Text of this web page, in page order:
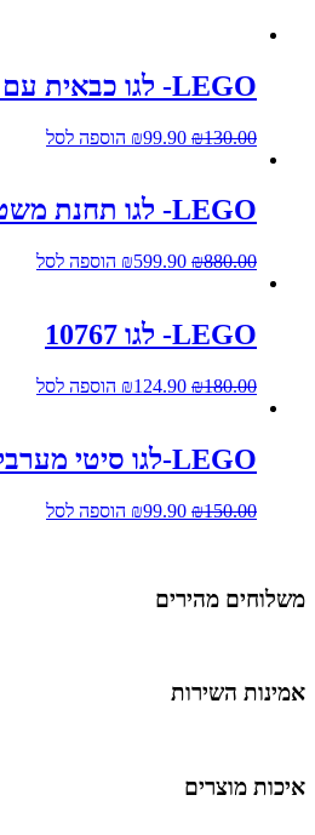
LEGO- לגו כבאית עם סולם 60463
₪130.00
₪99.90 הוספה לסל
LEGO- לגו תחנת משטרה 60246
₪880.00
₪599.90 הוספה לסל
LEGO- לגו 10767
₪180.00
₪124.90 הוספה לסל
LEGO-לגו סיטי מערבל בטון 60325
₪150.00
₪99.90 הוספה לסל
משלוחים מהירים
אמינות השירות
איכות מוצרים